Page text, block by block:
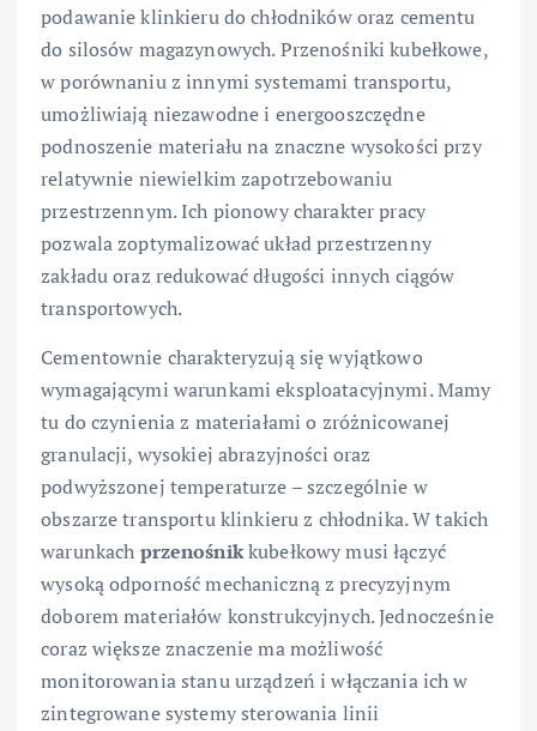
podawanie klinkieru do chłodników oraz cementu
do silosów magazynowych. Przenośniki kubełkowe,
w porównaniu z innymi systemami transportu,
umożliwiają niezawodne i energooszczędne
podnoszenie materiału na znaczne wysokości przy
relatywnie niewielkim zapotrzebowaniu
przestrzennym. Ich pionowy charakter pracy
pozwala zoptymalizować układ przestrzenny
zakładu oraz redukować długości innych ciągów
transportowych.
Cementownie charakteryzują się wyjątkowo
wymagającymi warunkami eksploatacyjnymi. Mamy
tu do czynienia z materiałami o zróżnicowanej
granulacji, wysokiej abrazyjności oraz
podwyższonej temperaturze – szczególnie w
obszarze transportu klinkieru z chłodnika. W takich
warunkach przenośnikkubełkowy musi łączyć
wysoką odporność mechaniczną z precyzyjnym
doborem materiałów konstrukcyjnych. Jednocześnie
coraz większe znaczenie ma możliwość
monitorowania stanu urządzeń i włączania ich w
zintegrowane systemy sterowania linii